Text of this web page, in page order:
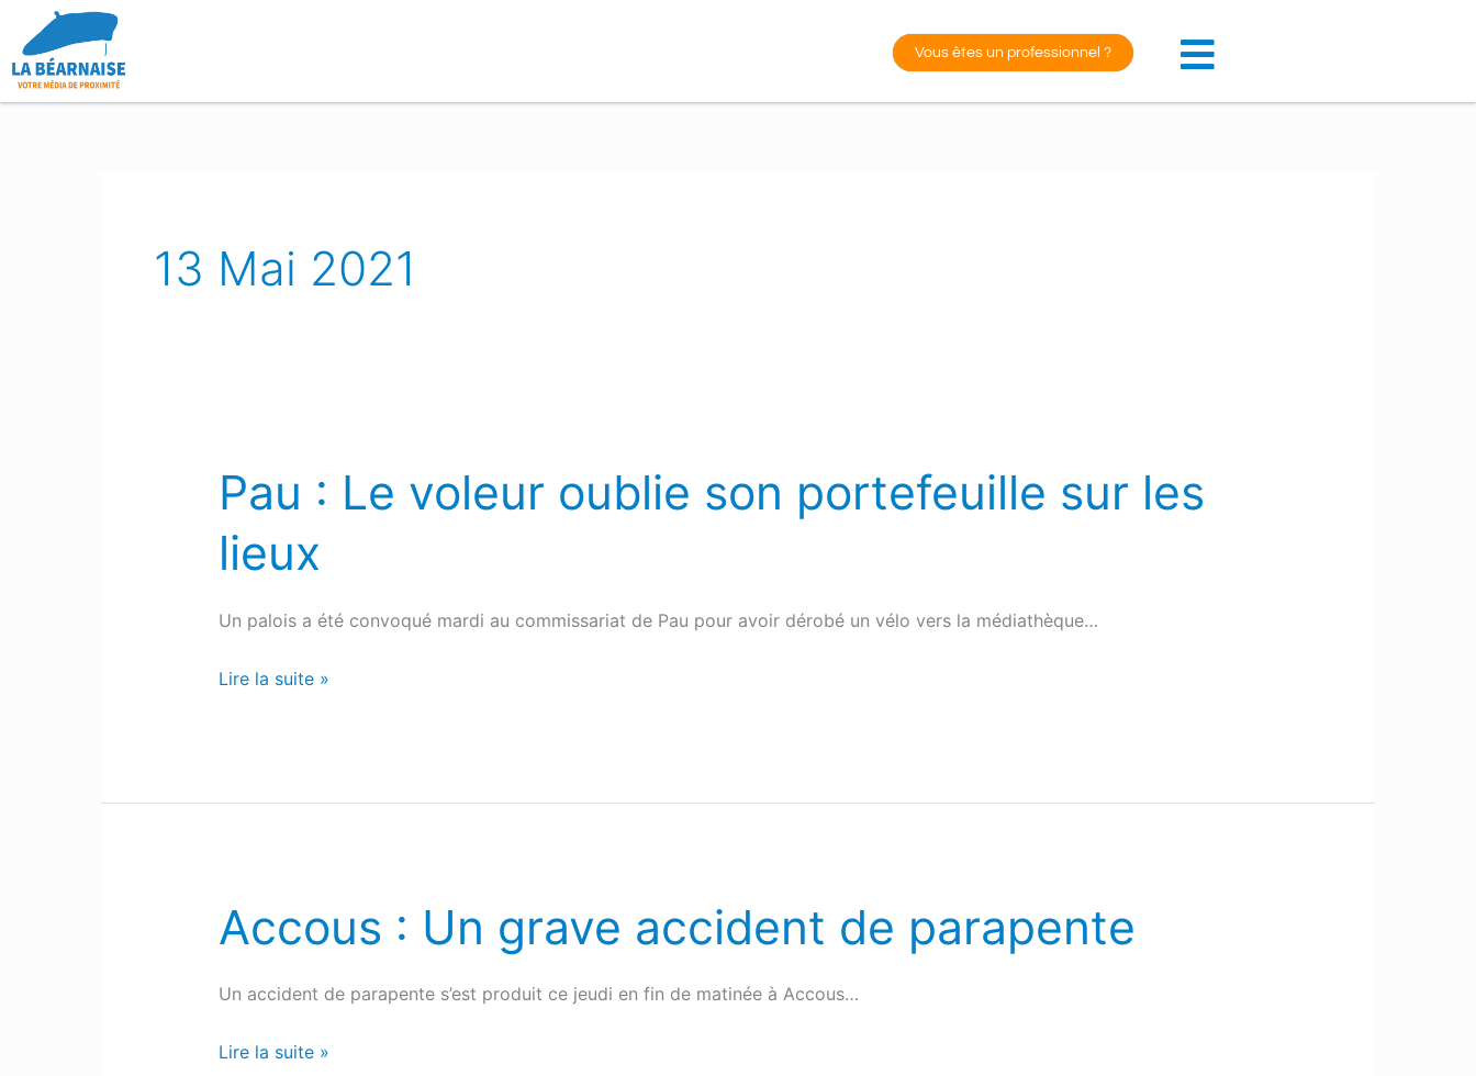
contenu
Vous êtes un professionnel ?
13 Mai 2021
Pau : Le voleur oublie son portefeuille sur les
lieux
Un palois a été convoqué mardi au commissariat de Pau pour avoir dérobé un vélo vers la médiathèque…
Pau
Le
voleur
portefeuille
Lire la suite »
Accous : Un grave accident de parapente
Un accident de parapente s’est produit ce jeudi en fin de matinée à Accous…
Accous
:
grave
Lire la suite »